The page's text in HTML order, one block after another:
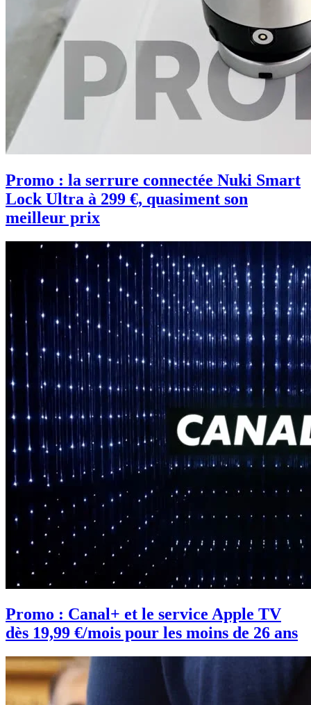
Promo : la serrure connectée Nuki Smart
Lock Ultra à 299 €, quasiment son
meilleur prix
Promo : Canal+ et le service Apple TV
dès 19,99 €/mois pour les moins de 26 ans